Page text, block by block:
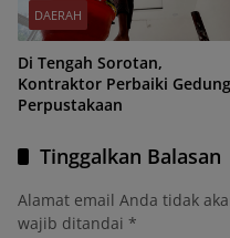
DAERAH
Di Tengah Sorotan,
Kontraktor Perbaiki Gedung
Perpustakaan
Tinggalkan Balasan
Alamat email Anda tidak
wajib ditandai *